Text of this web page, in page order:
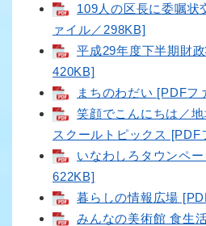
109人の区長に委嘱状
ァイル／298KB]
平成29年度下半期財
420KB]
まちのわだい [PDFフ
笑顔でこんにちは／
スクールトピックス [PDF
いなわしろタウンペ
622KB]
暮らしの情報広場
みんなの美術館 食生